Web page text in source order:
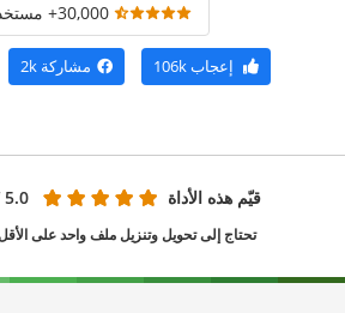
30,000+ مستخدم
إعجاب106k مشاركة 2k
قيّم هذه الأداة 5.0
/
تحتاج إلى تحويل وتنزيل ملف واحد على